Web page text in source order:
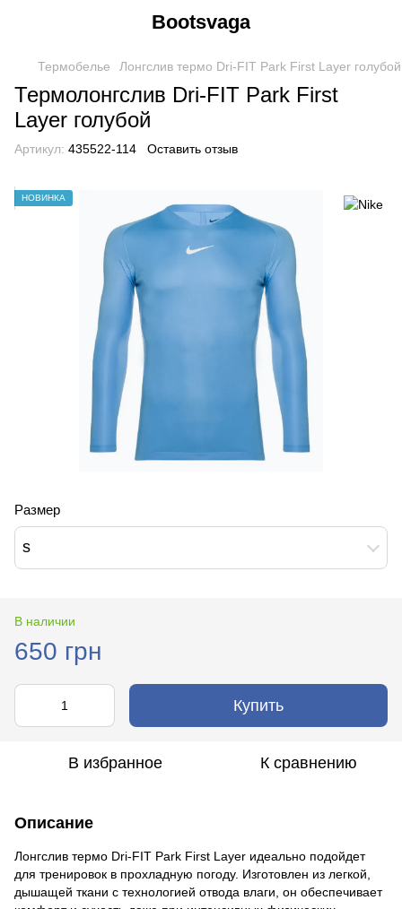
Bootsvaga
Термобелье Лонгслив термо Dri-FIT Park First Layer голубой
Термолонгслив Dri-FIT Park First
Layer голубой
Артикул: 435522-114 Оставить отзыв
НОВИНКА
Размер
s
В наличии
650 грн
Купить
В избранное К сравнению
Описание
Лонгслив термо Dri-FIT Park First Layer идеально подойдет
для тренировок в прохладную погоду. Изготовлен из легкой,
дышащей ткани с технологией отвода влаги, он обеспечивает